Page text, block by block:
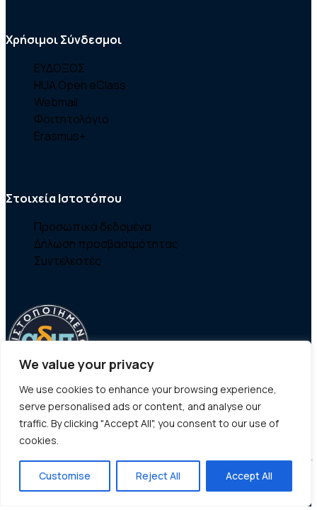
We value your privacy
We use cookies to enhance your browsing experience,
serve personalised ads or content, and analyse our
traffic. By clicking "Accept All", you consent to our use of
cookies.
Customise Reject All Accept All
Χρήσιμοι Σύνδεσμοι
ΕΥΔΟΞΟΣ
HUA Open eClass
Webmail
Φοιτητολόγιο
Erasmus+
Στοιχεία Ιστοτόπου
Προσωπικά δεδομένα
Δήλωση προσβασιμότητας
Συντελεστές
© Copyright - Τμήμα Γεωγραφίας |Χαροκόπειο Πανεπιστήμιο